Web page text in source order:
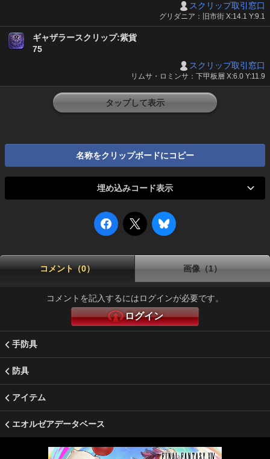
スクリップ取引窓口
グリダニア：旧市街 X:14.1 Y:9.1
ギャザラースクリップ:紫貨
75
スクリップ取引窓口
リムサ・ロミンサ：下甲板層 X:6.0 Y:11.9
タップして表示
名称をクリップボードにコピー
埋め込みコード表示
コメント（0） 画像（1）
コメントを記入するにはログインが必要です。
ログイン
手防具
防具
アイテム
エオルゼアデータベース